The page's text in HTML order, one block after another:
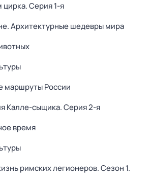
цирка. Серия 1-я
Архитектурные шедевры мира
маршруты России
Калле-сыщика. Серия 2-я
время
римских легионеров. Сезон 1.